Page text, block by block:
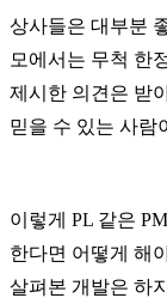
상사들은 대부분
모에서는 무척 한
제시한 의견은 받
믿을 수 있는 사람
이렇게 PL 같은
한다면 어떻게 해
살펴본 개발은 하